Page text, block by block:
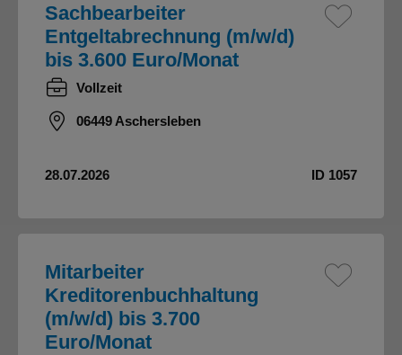
Sachbearbeiter
Entgeltabrechnung (m/w/d)
bis 3.600 Euro/Monat
Vollzeit
06449 Aschersleben
28.07.2026 ID 1057
Mitarbeiter
Kreditorenbuchhaltung
(m/w/d) bis 3.700
Euro/Monat